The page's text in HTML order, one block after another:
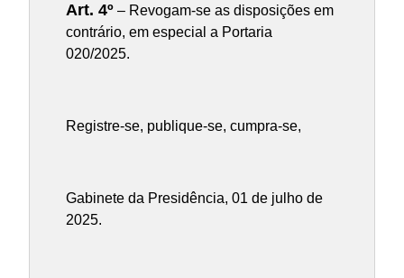
Art. 4º – Revogam-se as disposições em
contrário, em especial a Portaria
020/2025.
Registre-se, publique-se, cumpra-se,
Gabinete da Presidência, 01 de julho de
2025.